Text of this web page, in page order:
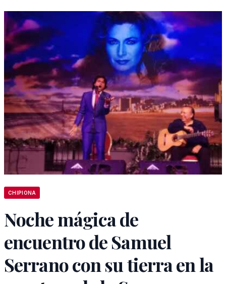
CHIPIONA
Noche mágica de
encuentro de Samuel
Serrano con su tierra en la